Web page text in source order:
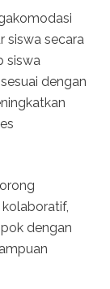
siswa secara
siswa
dengan
dengan